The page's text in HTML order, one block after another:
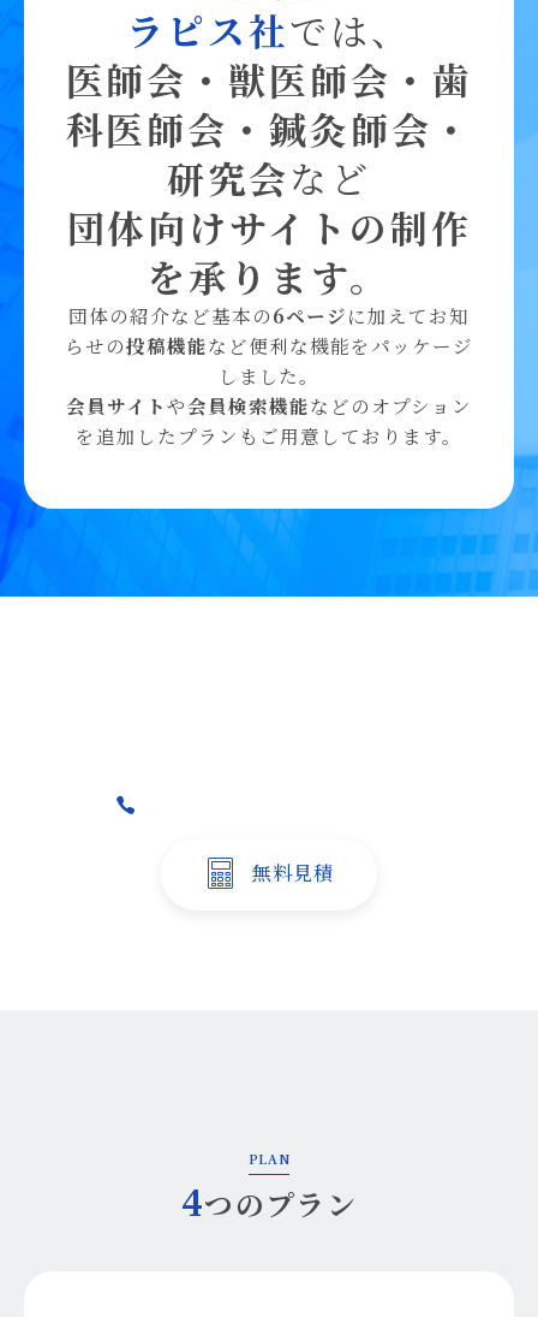
ラピス社では、
医師会・獣医師会・歯
科医師会・鍼灸師会・
研究会など
団体向けサイトの制作
を承ります。
団体の紹介など基本の6ページに加えてお知
らせの投稿機能など便利な機能をパッケージ
しました。
会員サイトや会員検索機能などのオプション
を追加したプランもご用意しております。
無料見積
PLAN
4つのプラン